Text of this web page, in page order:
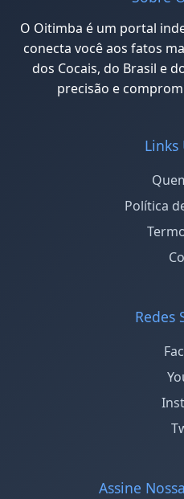
O Oitimba é um portal
conecta você aos fatos
dos Cocais, do Brasil e
precisão e
Links
Política
Redes
Assine